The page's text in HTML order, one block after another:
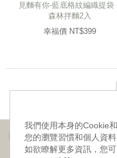
我們使用本身的Cookie
您的瀏覽習慣和個人資
如欲瞭解更多資訊，您
見麵有你-藍底格紋編織提袋
森林拌麵2入
幸福價 NT$399
關於我們
‧網站導覽
‧品牌故事
‧最新消息
‧隱私權聲明
‧版權聲明